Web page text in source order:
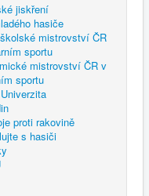
jiskření
hasiče
mistrovství ČR
sportu
mistrovství ČR v
sportu
proti rakovině
s hasiči